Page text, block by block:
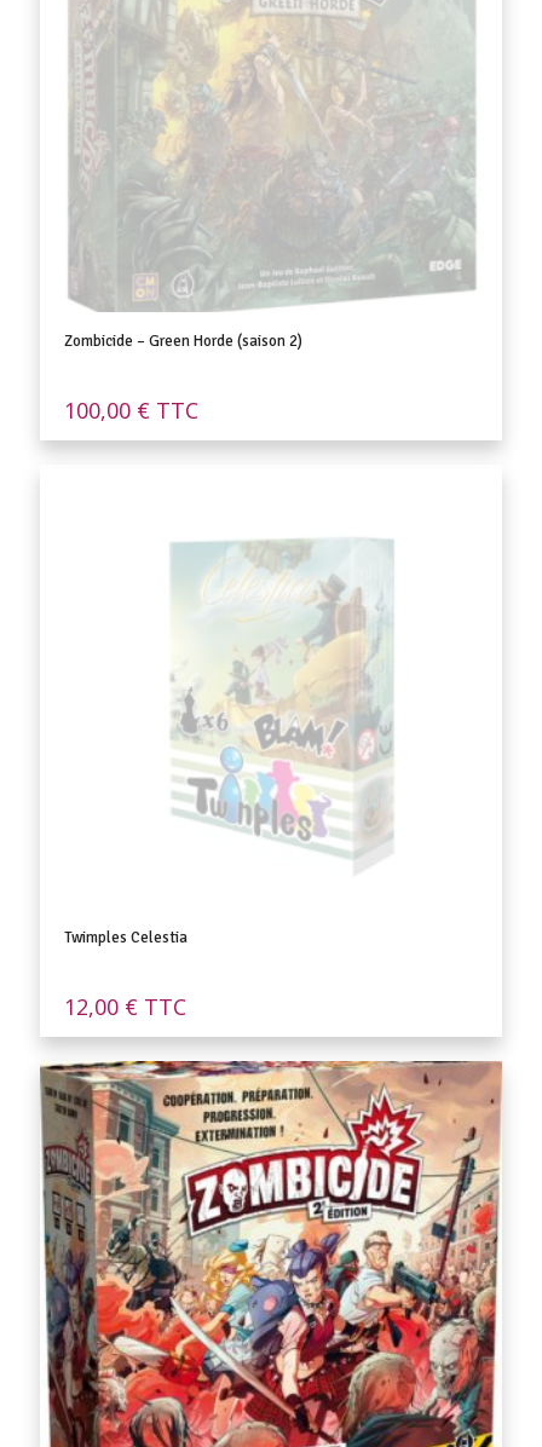
Zombicide – Green Horde (saison 2)
100,00 € TTC
Twimples Celestia
12,00 € TTC